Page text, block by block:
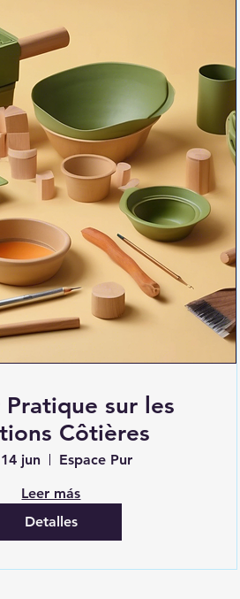
sur les
Côtières
jun
Espace Pur
Leer más
Detalles